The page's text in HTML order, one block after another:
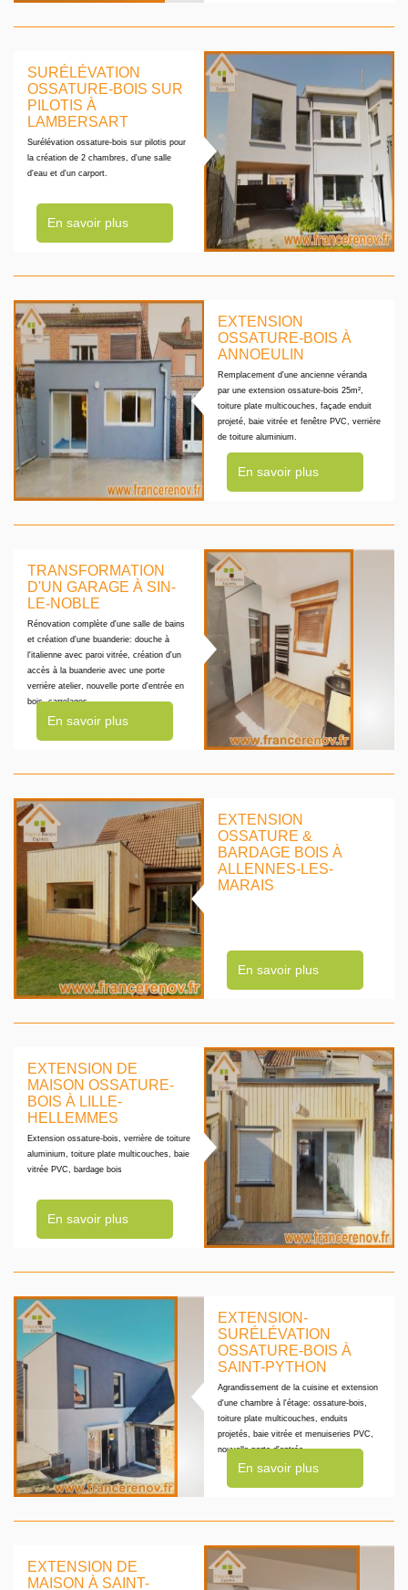
SURÉLÉVATION
OSSATURE-BOIS SUR
PILOTIS À
LAMBERSART
Surélévation ossature-bois sur pilotis pour
la création de 2 chambres, d'une salle
d'eau et d'un carport.
En savoir plus
EXTENSION
OSSATURE-BOIS À
ANNOEULIN
Remplacement d'une ancienne véranda
par une extension ossature-bois 25m²,
toiture plate multicouches, façade enduit
projeté, baie vitrée et fenêtre PVC, verrière
de toiture aluminium.
En savoir plus
TRANSFORMATION
D'UN GARAGE À SIN-
LE-NOBLE
Rénovation complète d'une salle de bains
et création d'une buanderie: douche à
l'italienne avec paroi vitrée, création d'un
accès à la buanderie avec une porte
verrière atelier, nouvelle porte d'entrée en
bois, carrelages
En savoir plus
EXTENSION
OSSATURE &
BARDAGE BOIS À
ALLENNES-LES-
MARAIS
En savoir plus
EXTENSION DE
MAISON OSSATURE-
BOIS À LILLE-
HELLEMMES
Extension ossature-bois, verrière de toiture
aluminium, toiture plate multicouches, baie
vitrée PVC, bardage bois
En savoir plus
EXTENSION-
SURÉLÉVATION
OSSATURE-BOIS À
SAINT-PYTHON
Agrandissement de la cuisine et extension
d'une chambre à l'étage: ossature-bois,
toiture plate multicouches, enduits
projetés, baie vitrée et menuiseries PVC,
nouvelle porte d'entrée.
En savoir plus
EXTENSION DE
MAISON À SAINT-